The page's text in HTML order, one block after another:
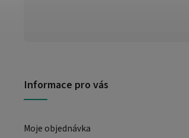
Informace pro vás
Moje objednávka